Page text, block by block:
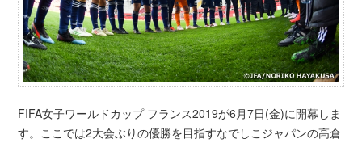
FIFA女子ワールドカップ フランス2019が6月7日(金)に開幕しま
す。ここでは2大会ぶりの優勝を目指すなでしこジャパンの高倉